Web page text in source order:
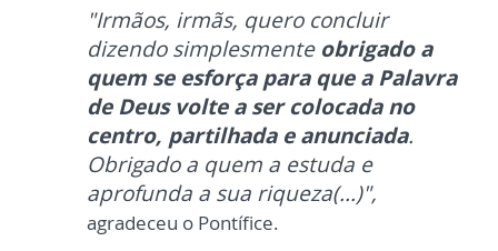
"Irmãos, irmãs, quero concluir
dizendo simplesmenteobrigado a
quem se esforça para que a Palavra
de Deus volte a ser colocada no
centro, partilhada e anunciada.
Obrigado a quem a estuda e
aprofunda a sua riqueza(...)",
agradeceu o Pontífice.